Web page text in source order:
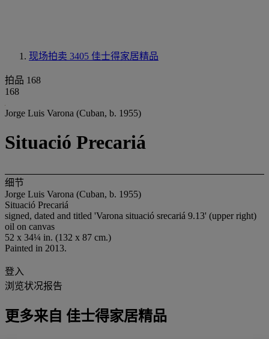
现场拍卖 3405 佳士得家居精品
拍品 168
168
Jorge Luis Varona (Cuban, b. 1955)
Situació Precariá
细节
Jorge Luis Varona (Cuban, b. 1955)
Situació Precariá
signed, dated and titled 'Varona situació srecariá 9.13' (upper right)
oil on canvas
52 x 34¼ in. (132 x 87 cm.)
Painted in 2013.
登入
浏览状况报告
更多来自 佳士得家居精品